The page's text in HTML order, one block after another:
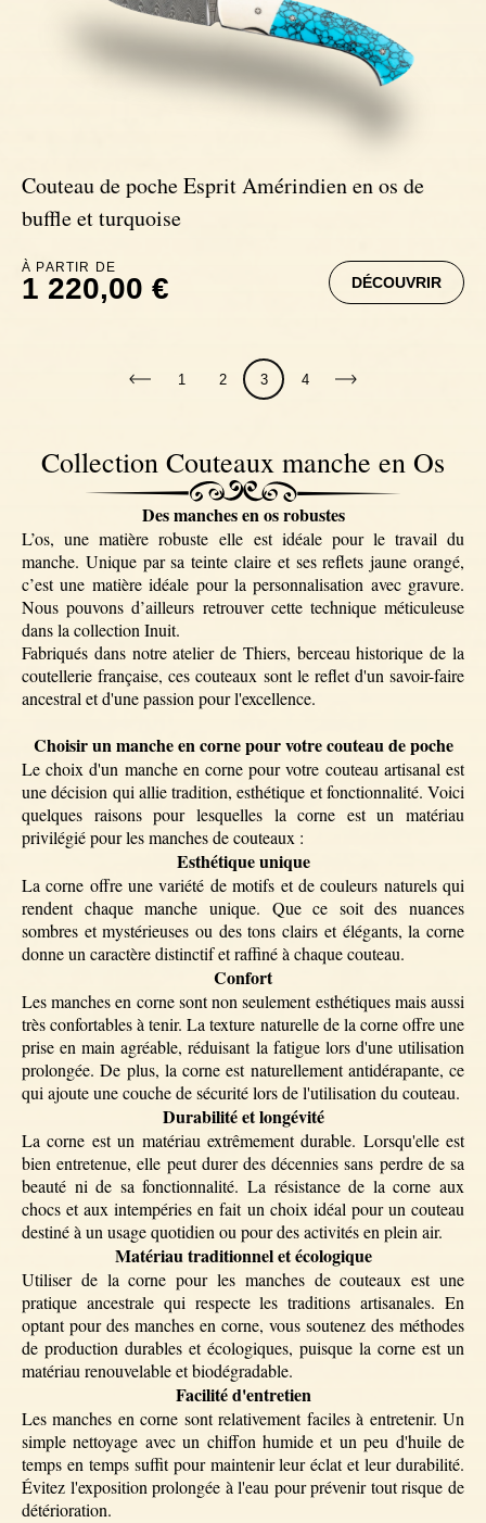
Couteau de poche Esprit Amérindien en os de
buffle et turquoise
À PARTIR DE
1 220,00 € DÉCOUVRIR
1 2 3 4
Collection Couteaux manche en Os
Des manches en os robustes
L’os, une matière robuste elle est idéale pour le travail du
manche. Unique par sa teinte claire et ses reflets jaune orangé,
c’est une matière idéale pour la personnalisation avec gravure.
Nous pouvons d’ailleurs retrouver cette technique méticuleuse
dans la collection Inuit.
Fabriqués dans notre atelier de Thiers, berceau historique de la
coutellerie française, ces couteaux sont le reflet d'un savoir-faire
ancestral et d'une passion pour l'excellence.
Choisir un manche en corne pour votre couteau de poche
Le choix d'un manche en corne pour votre couteau artisanal est
une décision qui allie tradition, esthétique et fonctionnalité. Voici
quelques raisons pour lesquelles la corne est un matériau
privilégié pour les manches de couteaux :
Esthétique unique
La corne offre une variété de motifs et de couleurs naturels qui
rendent chaque manche unique. Que ce soit des nuances
sombres et mystérieuses ou des tons clairs et élégants, la corne
donne un caractère distinctif et raffiné à chaque couteau.
Confort
Les manches en corne sont non seulement esthétiques mais aussi
très confortables à tenir. La texture naturelle de la corne offre une
prise en main agréable, réduisant la fatigue lors d'une utilisation
prolongée. De plus, la corne est naturellement antidérapante, ce
qui ajoute une couche de sécurité lors de l'utilisation du couteau.
Durabilité et longévité
La corne est un matériau extrêmement durable. Lorsqu'elle est
bien entretenue, elle peut durer des décennies sans perdre de sa
beauté ni de sa fonctionnalité. La résistance de la corne aux
chocs et aux intempéries en fait un choix idéal pour un couteau
destiné à un usage quotidien ou pour des activités en plein air.
Matériau traditionnel et écologique
Utiliser de la corne pour les manches de couteaux est une
pratique ancestrale qui respecte les traditions artisanales. En
optant pour des manches en corne, vous soutenez des méthodes
de production durables et écologiques, puisque la corne est un
matériau renouvelable et biodégradable.
Facilité d'entretien
Les manches en corne sont relativement faciles à entretenir. Un
simple nettoyage avec un chiffon humide et un peu d'huile de
temps en temps suffit pour maintenir leur éclat et leur durabilité.
Évitez l'exposition prolongée à l'eau pour prévenir tout risque de
détérioration.